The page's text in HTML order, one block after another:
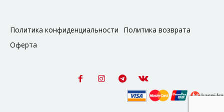
Политика конфиденциальности
Политика возврата
Оферта